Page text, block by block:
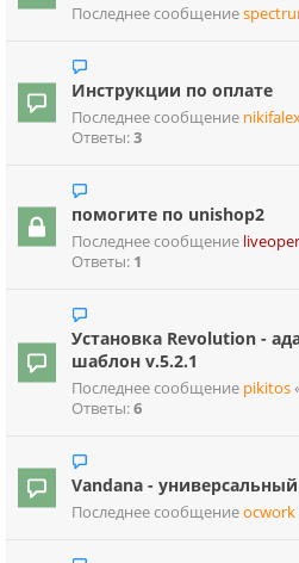
Последнее сообщение
Инструкции по оплате
Последнее сообщение
Ответы:3
помогите по unishop2
Последнее сообщение
Ответы: 1
Установка Revolution -
шаблон v.5.2.1
Последнее сообщение pikitos
Ответы:6
Vandana -
Последнее сообщениеocwork